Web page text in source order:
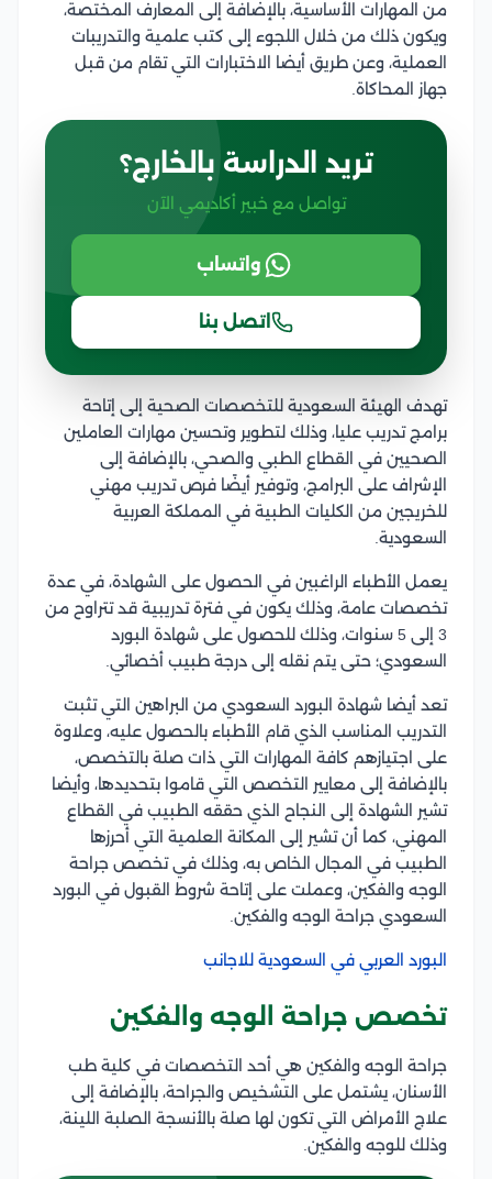
من المهارات الأساسية، بالإضافة إلى المعارف المختصة،
ويكون ذلك من خلال اللجوء إلى كتب علمية والتدريبات
العملية، وعن طريق أيضا الاختبارات التي تقام من قبل
جهاز المحاكاة.
تريد الدراسة بالخارج؟
تواصل مع خبير أكاديمي الآن
واتساب
اتصل بنا
تهدف الهيئة السعودية للتخصصات الصحية إلى إتاحة
برامج تدريب عليا، وذلك لتطوير وتحسين مهارات العاملين
الصحيين في القطاع الطبي والصحي، بالإضافة إلى
الإشراف على البرامج، وتوفير أيضًا فرص تدريب مهني
للخريجين من الكليات الطبية في المملكة العربية
السعودية.
يعمل الأطباء الراغبين في الحصول على الشهادة، في عدة
تخصصات عامة، وذلك يكون في فترة تدريبية قد تتراوح من
3 إلى 5 سنوات، وذلك للحصول على شهادة البورد
السعودي؛ حتى يتم نقله إلى درجة طبيب أخصائي.
تعد أيضا شهادة البورد السعودي من البراهين التي تثبت
التدريب المناسب الذي قام الأطباء بالحصول عليه، وعلاوة
على اجتيازهم كافة المهارات التي ذات صلة بالتخصص،
بالإضافة إلى معايير التخصص التي قاموا بتحديدها، وأيضا
تشير الشهادة إلى النجاح الذي حققه الطبيب في القطاع
المهني، كما أن تشير إلى المكانة العلمية التي أحرزها
الطبيب في المجال الخاص به، وذلك في تخصص جراحة
الوجه والفكين، وعملت على إتاحة شروط القبول في البورد
السعودي جراحة الوجه والفكين.
البورد العربي في السعودية للاجانب
تخصص جراحة الوجه والفكين
جراحة الوجه والفكين هي أحد التخصصات في كلية طب
الأسنان، يشتمل على التشخيص والجراحة، بالإضافة إلى
علاج الأمراض التي تكون لها صلة بالأنسجة الصلبة اللينة،
وذلك للوجه والفكين.